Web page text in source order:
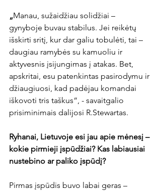
„Manau, sužaidžiau solidžiai –
gynyboje buvau stabilus. Jei reikėtų
išskirti sritį, kur dar galiu tobulėti, tai –
daugiau ramybės su kamuoliu ir
aktyvesnis įsijungimas į atakas. Bet,
apskritai, esu patenkintas pasirodymu ir
džiaugiuosi, kad padėjau komandai
iškovoti tris taškus“, - savaitgalio
prisiminimais dalijosi R.Stewartas.
Ryhanai, Lietuvoje esi jau apie mėnesį –
kokie pirmieji įspūdžiai? Kas labiausiai
nustebino ar paliko įspūdį?
Pirmas įspūdis buvo labai geras –